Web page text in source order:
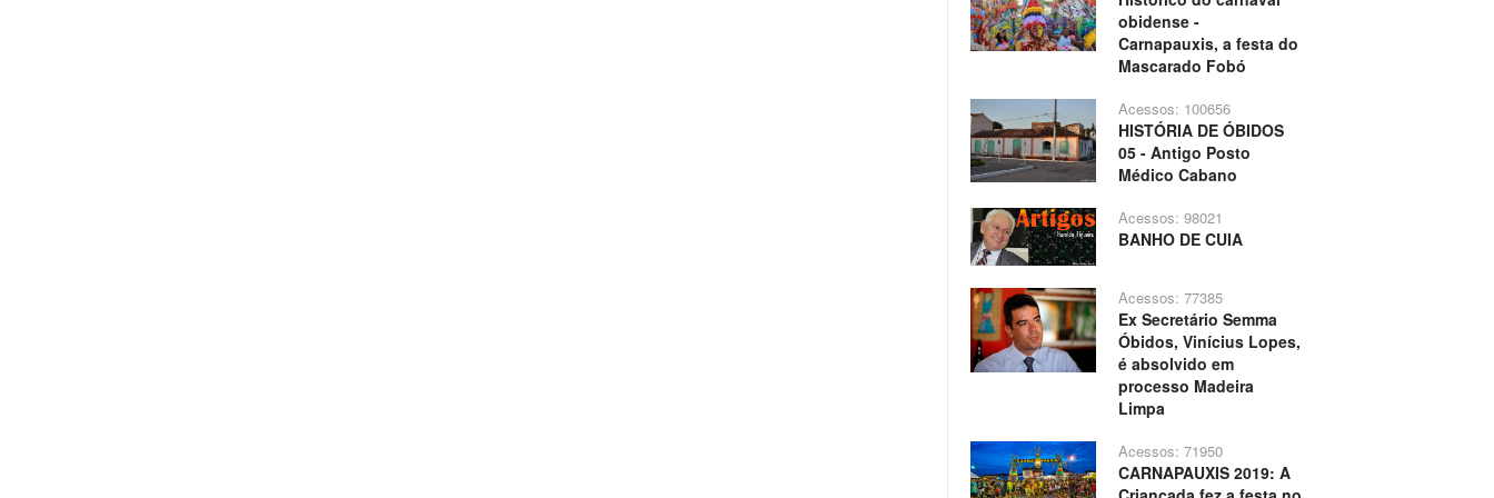
obidense -
Carnapauxis, a festa do
Mascarado Fobó
Acessos: 100656
HISTÓRIA DE ÓBIDOS
05 - Antigo Posto
Médico Cabano
Acessos: 98021
BANHO DE CUIA
Acessos: 77385
Ex Secretário Semma
Óbidos, Vinícius Lopes,
é absolvido em
processo Madeira
Limpa
Acessos: 71950
CARNAPAUXIS 2019: A